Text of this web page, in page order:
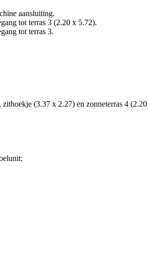
aansluiting.
tot terras 3 (2.20 x 5.72).
tot terras 3.
(3.37 x 2.27) en zonneterras 4